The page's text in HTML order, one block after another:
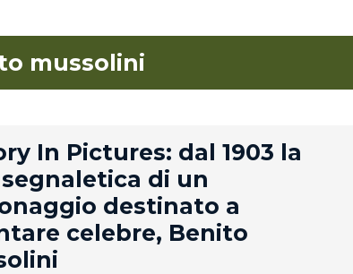
mussolini
In Pictures: dal 1903 la
di un
destinato a
celebre, Benito